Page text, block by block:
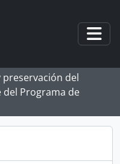
del
del Programa de